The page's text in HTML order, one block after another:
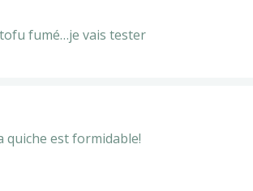
fumé…je vais tester
est formidable!